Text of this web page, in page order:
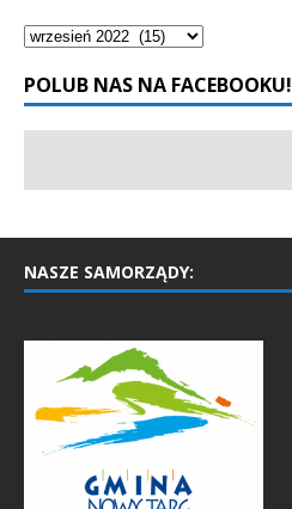
POLUB NAS NA FACEBOOKU!
NASZE SAMORZĄDY: